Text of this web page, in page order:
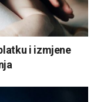
i izmjene